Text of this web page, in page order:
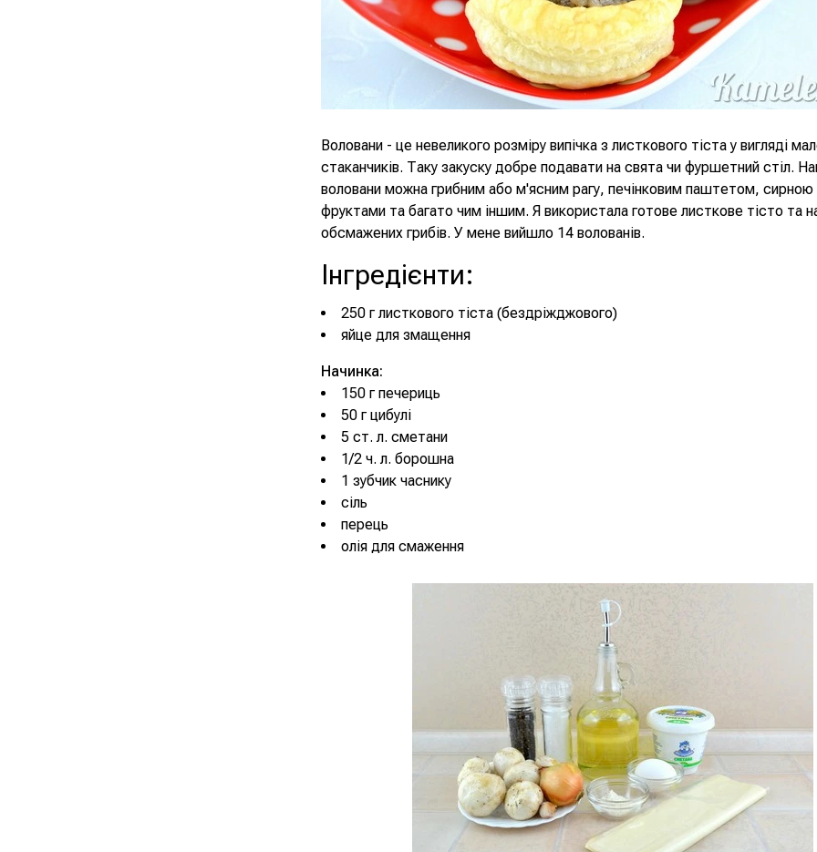
Воловани - це невеликого розміру випічка з листкового тіста у вигляді
стаканчиків. Таку закуску добре подавати на свята чи фуршетний стіл.
воловани можна грибним або м'ясним рагу, печінковим паштетом,
фруктами та багато чим іншим. Я використала готове листкове тісто та
обсмажених грибів. У мене вийшло 14 волованів.
Інгредієнти:
250 г листкового тіста (бездріжджового)
яйце для змащення
Начинка:
150 г печериць
50 г цибулі
5 ст. л. сметани
1/2 ч. л. борошна
1 зубчик часнику
сіль
перець
олія для смаження